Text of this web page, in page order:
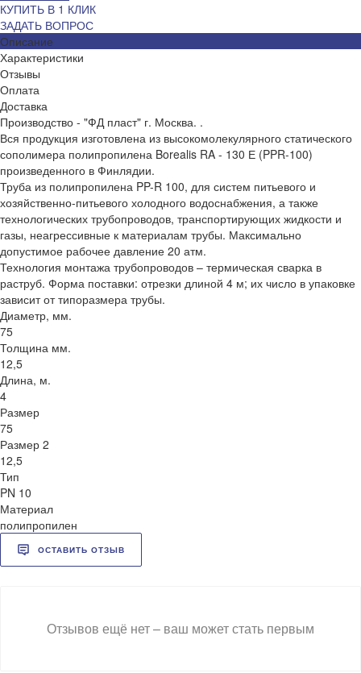
КУПИТЬ В 1 КЛИК
ЗАДАТЬ ВОПРОС
Описание
Характеристики
Отзывы
Оплата
Доставка
Производство - "ФД пласт" г. Москва. .
Вся продукция изготовлена из высокомолекулярного статического
сополимера полипропилена Borealis RA - 130 Е (PPR-100)
произведенного в Финлядии.
Труба из полипропилена PP-R 100, для систем питьевого и
хозяйственно-питьевого холодного водоснабжения, а также
технологических трубопроводов, транспортирующих жидкости и
газы, неагрессивные к материалам трубы. Максимально
допустимое рабочее давление 20 атм.
Технология монтажа трубопроводов – термическая сварка в
раструб. Форма поставки: отрезки длиной 4 м; их число в упаковке
зависит от типоразмера трубы.
Диаметр, мм.
75
Толщина мм.
12,5
Длина, м.
4
Размер
75
Размер 2
12,5
Тип
PN 10
Материал
полипропилен
ОСТАВИТЬ ОТЗЫВ
Отзывов ещё нет – ваш может стать первым